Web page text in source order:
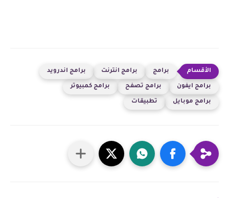
برامج برامج انترنت برامج اندرويد
برامج ايفون برامج تصفح برامج كمبيوتر
برامج موبايل تطبيقات